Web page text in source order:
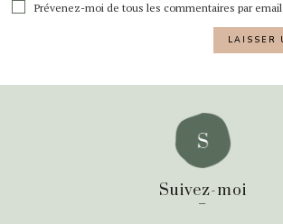
Prévenez-moi de tous les commentaires par email
Suivez-moi
_